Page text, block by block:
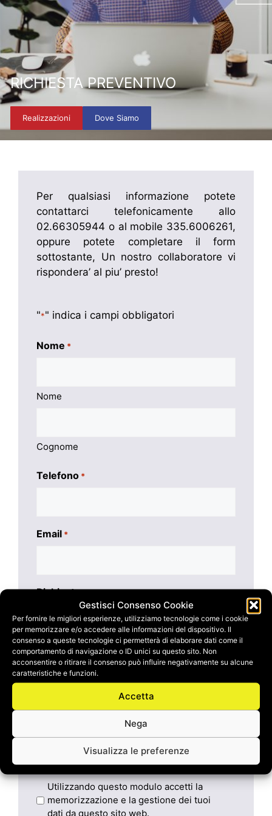
Gestisci Consenso Cookie
Per fornire le migliori esperienze, utilizziamo tecnologie come i cookie
per memorizzare e/o accedere alle informazioni del dispositivo. Il
consenso a queste tecnologie ci permetterà di elaborare dati come il
comportamento di navigazione o ID unici su questo sito. Non
acconsentire o ritirare il consenso può influire negativamente su alcune
caratteristiche e funzioni.
Accetta
Nega
Visualizza le preferenze
RICHIESTA PREVENTIVO
Realizzazioni Dove Siamo
Per qualsiasi informazione potete
contattarci telefonicamente allo
02.66305944 o al mobile 335.6006261,
oppure potete completare il form
sottostante, Un nostro collaboratore vi
rispondera’ al piu’ presto!
"*" indica i campi obbligatori
Nome *
Nome
Cognome
Telefono *
Email *
Richiesta
Privacy *
Autorizzo il trattamento dei miei dati
Consenso al trattamento dei dati personali
secondo le condizioni espresse nella pagina
d’informativa sullaprivacy
r
Utilizzando questo modulo accetti la
memorizzazione e la gestione dei tuoi
dati da questo sito web.